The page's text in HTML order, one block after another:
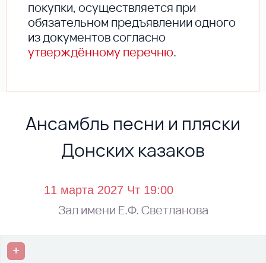
покупки, осуществляется при
обязательном предъявлении одного
из документов согласно
утверждённому перечню.
Ансамбль песни и пляски
Донских казаков
Зал имени Е.Ф. Светланова
+